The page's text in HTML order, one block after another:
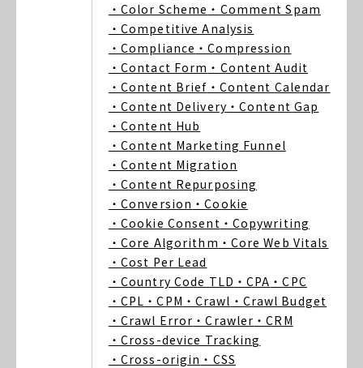
・Color Scheme ・Comment Spam
・Competitive Analysis
・Compliance ・Compression
・Contact Form ・Content Audit
・Content Brief ・Content Calendar
・Content Delivery ・Content Gap
・Content Hub
・Content Marketing Funnel
・Content Migration
・Content Repurposing
・Conversion ・Cookie
・Cookie Consent ・Copywriting
・Core Algorithm ・Core Web Vitals
・Cost Per Lead
・Country Code TLD ・CPA ・CPC
・CPL ・CPM ・Crawl ・Crawl Budget
・Crawl Error ・Crawler ・CRM
・Cross-device Tracking
・Cross-origin ・CSS